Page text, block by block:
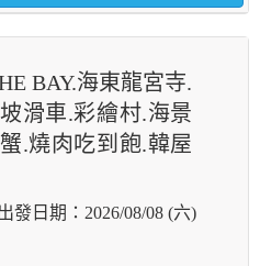
BAY.海東龍宮寺.
滑車.彩繪村.海景
.燒肉吃到飽.韓屋
2026/08/08 (六)